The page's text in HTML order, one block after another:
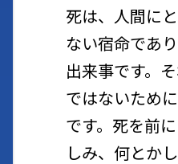
死は、人間に
ない宿命であ
出来事です。
ではないため
です。死を前
しみ、何とか